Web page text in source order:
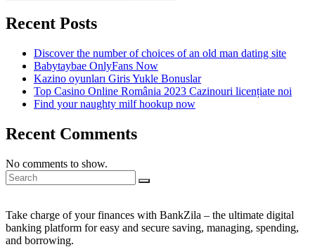
Recent Posts
Discover the number of choices of an old man dating site
Babytaybae OnlyFans Now
Kazino oyunları Giris Yukle Bonuslar
Top Casino Online România 2023 Cazinouri licențiate noi
Find your naughty milf hookup now
Recent Comments
No comments to show.
Take charge of your finances with BankZila – the ultimate digital
banking platform for easy and secure saving, managing, spending,
and borrowing.